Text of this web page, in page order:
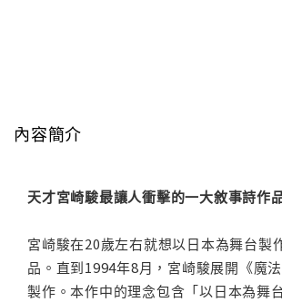
內容簡介
天才宮崎駿最讓人衝擊的一大敘事詩作
宮崎駿在20歲左右就想以日本為舞台製
品。直到1994年8月，宮崎駿展開《魔
製作。本作中的理念包含「以日本為舞